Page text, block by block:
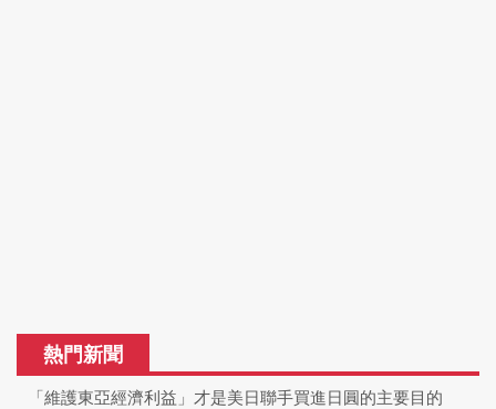
熱門新聞
「維護東亞經濟利益」才是美日聯手買進日圓的主要目的